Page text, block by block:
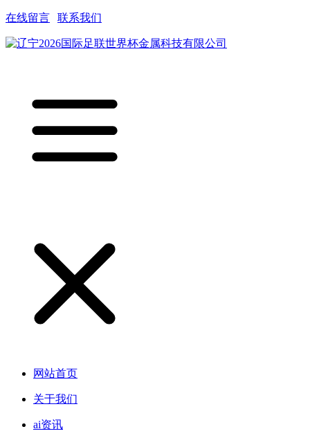
在线留言 联系我们
网站首页
关于我们
ai资讯